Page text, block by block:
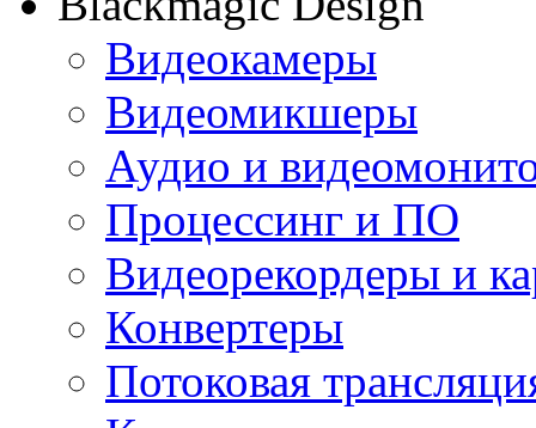
Видеокамеры
Видеомикшеры
Аудио и
Процессинг и ПО
Видеорекордеры и
Конвертеры
Потоковая